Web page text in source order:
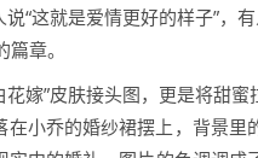
“这就是爱情更好的样子”，
章。
花嫁”皮肤接头图，更是将甜
小乔的婚纱裙摆上，背景里